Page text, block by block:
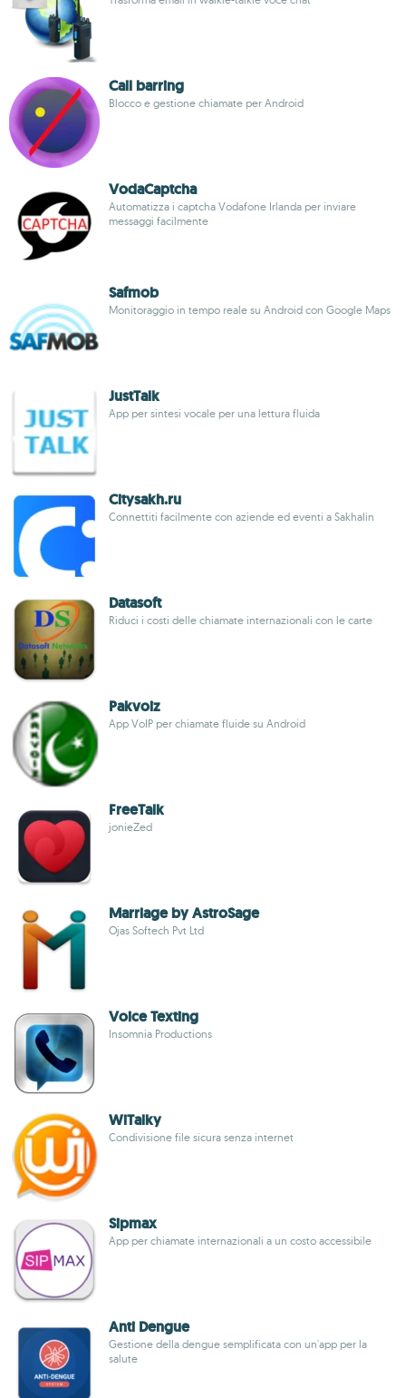
Call barring
Blocco e gestione chiamate per Android
VodaCaptcha
Automatizza i captcha Vodafone Irlanda per inviare
messaggi facilmente
Safmob
Monitoraggio in tempo reale su Android con Google Maps
JustTalk
App per sintesi vocale per una lettura fluida
Citysakh.ru
Connettiti facilmente con aziende ed eventi a Sakhalin
Datasoft
Riduci i costi delle chiamate internazionali con le carte
Pakvoiz
App VoIP per chiamate fluide su Android
FreeTalk
jonieZed
Marriage by AstroSage
Ojas Softech Pvt Ltd
Voice Texting
Insomnia Productions
WiTalky
Condivisione file sicura senza internet
Sipmax
App per chiamate internazionali a un costo accessibile
Anti Dengue
Gestione della dengue semplificata con un'app per la
salute